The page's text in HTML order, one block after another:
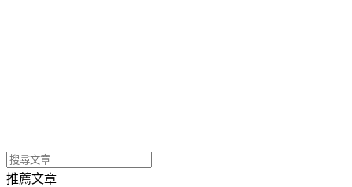
推薦文章